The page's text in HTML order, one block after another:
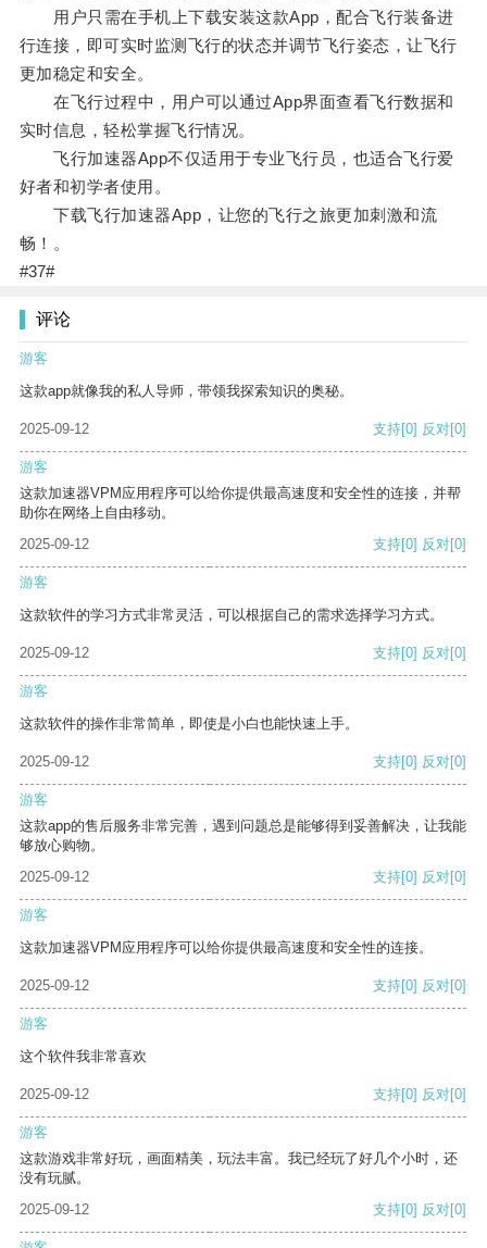
用户只需在手机上下载安装这款App，配合飞行装备进
行连接，即可实时监测飞行的状态并调节飞行姿态，让飞行
更加稳定和安全。
在飞行过程中，用户可以通过App界面查看飞行数据和
实时信息，轻松掌握飞行情况。
飞行加速器App不仅适用于专业飞行员，也适合飞行爱
好者和初学者使用。
下载飞行加速器App，让您的飞行之旅更加刺激和流
畅！。
#37#
评论
游客
这款app就像我的私人导师，带领我探索知识的奥秘。
2025-09-12 支持[0] 反对[0]
游客
这款加速器VPM应用程序可以给你提供最高速度和安全性的连接，并帮
助你在网络上自由移动。
2025-09-12
支持[0] 反对[0]
游客
这款软件的学习方式非常灵活，可以根据自己的需求选择学习方式。
2025-09-12 支持[0] 反对[0]
游客
这款软件的操作非常简单，即使是小白也能快速上手。
2025-09-12 支持[0] 反对[0]
游客
这款app的售后服务非常完善，遇到问题总是能够得到妥善解决，让我能
够放心购物。
2025-09-12
支持[0] 反对[0]
游客
这款加速器VPM应用程序可以给你提供最高速度和安全性的连接。
2025-09-12 支持[0] 反对[0]
游客
这个软件我非常喜欢
2025-09-12 支持[0] 反对[0]
游客
这款游戏非常好玩，画面精美，玩法丰富。我已经玩了好几个小时，还
没有玩腻。
2025-09-12
支持[0] 反对[0]